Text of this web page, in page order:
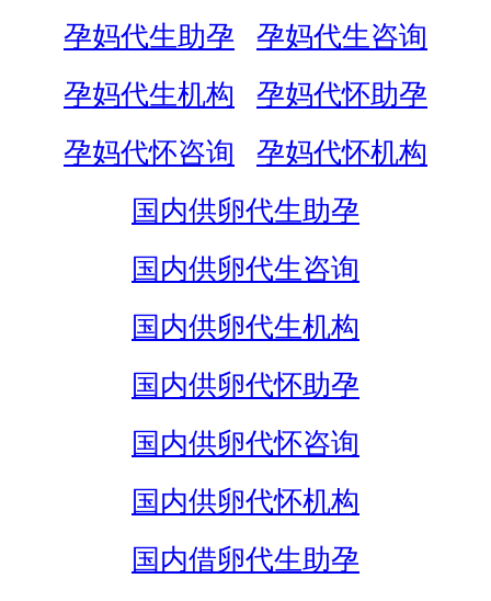
孕妈代生助孕
孕妈代生咨询
孕妈代生机构
孕妈代怀助孕
孕妈代怀咨询
孕妈代怀机构
国内供卵代生助孕
国内供卵代生咨询
国内供卵代生机构
国内供卵代怀助孕
国内供卵代怀咨询
国内供卵代怀机构
国内借卵代生助孕